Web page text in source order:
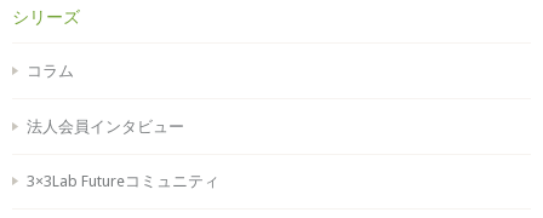
シリーズ
コラム
法人会員インタビュー
3×3Lab Futureコミュニティ